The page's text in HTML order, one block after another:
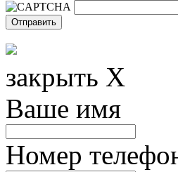
закрыть X
Ваше имя
Номер